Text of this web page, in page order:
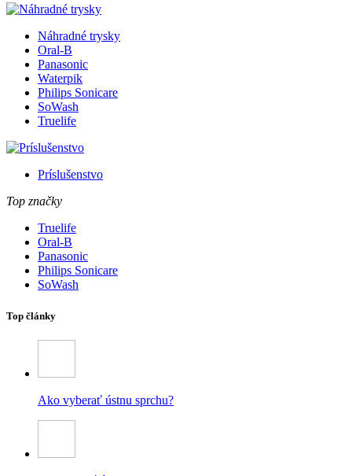
Náhradné trysky
Oral-B
Panasonic
Waterpik
Philips Sonicare
SoWash
Truelife
Príslušenstvo
Top značky
Truelife
Oral-B
Panasonic
Philips Sonicare
SoWash
Top články
Ako vyberať ústnu sprchu?